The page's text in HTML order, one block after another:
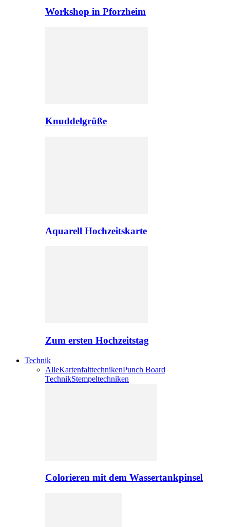
Workshop in Pforzheim
Knuddelgrüße
Aquarell Hochzeitskarte
Zum ersten Hochzeitstag
Technik
AlleKartenfalttechnikenPunch Board
TechnikStempeltechniken
Colorieren mit dem Wassertankpinsel